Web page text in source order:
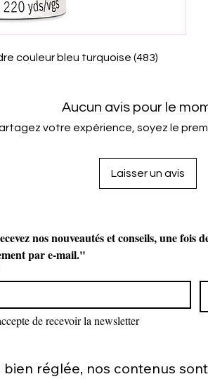
couleur bleu turquoise (483)
Aucun avis pour le
votre expérience, soyez le
Laisser un avis
nos nouveautés et conseils, une fois
par e-mail."
de recevoir la newsletter
réglée, nos contenus